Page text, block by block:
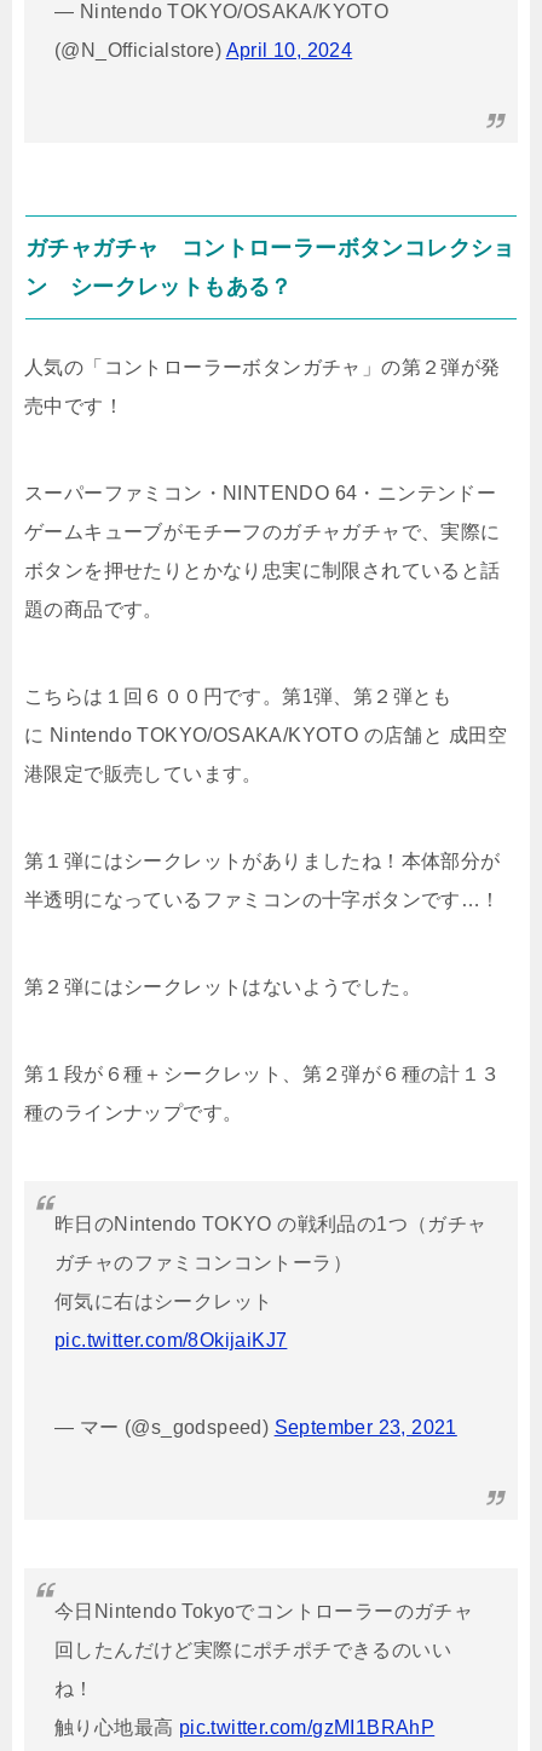
— Nintendo TOKYO/OSAKA/KYOTO
(@N_Officialstore) April 10, 2024
ガチャガチャ コントローラーボタンコレクショ
ン シークレットもある？
人気の「コントローラーボタンガチャ」の第２弾が発
売中です！
スーパーファミコン・NINTENDO 64・ニンテンドー
ゲームキューブがモチーフのガチャガチャで、実際に
ボタンを押せたりとかなり忠実に制限されていると話
題の商品です。
こちらは１回６００円です。第1弾、第２弾とも
に Nintendo TOKYO/OSAKA/KYOTO の店舗と 成田空
港限定で販売しています。
第１弾にはシークレットがありましたね！本体部分が
半透明になっているファミコンの十字ボタンです…！
第２弾にはシークレットはないようでした。
第１段が６種＋シークレット、第２弾が６種の計１３
種のラインナップです。
昨日のNintendo TOKYO の戦利品の1つ（ガチャ
ガチャのファミコンコントーラ）
何気に右はシークレット
pic.twitter.com/8OkijaiKJ7
— マー (@s_godspeed) September 23, 2021
今日Nintendo Tokyoでコントローラーのガチャ
回したんだけど実際にポチポチできるのいい
ね！
触り心地最高 pic.twitter.com/gzMI1BRAhP